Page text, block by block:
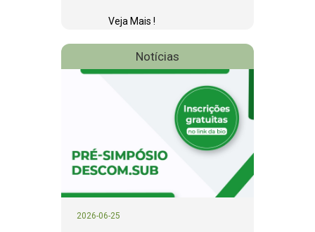
Veja Mais !
Notícias
2026-06-25